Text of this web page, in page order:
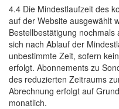
4.4 Die Mindestlaufzeit des
auf der Website ausgewählt
Bestellbestätigung
sich nach Ablauf der
unbestimmte Zeit, sofern
erfolgt. Abonnements zu
des reduzierten Zeitraums
Abrechnung erfolgt auf
monatlich.